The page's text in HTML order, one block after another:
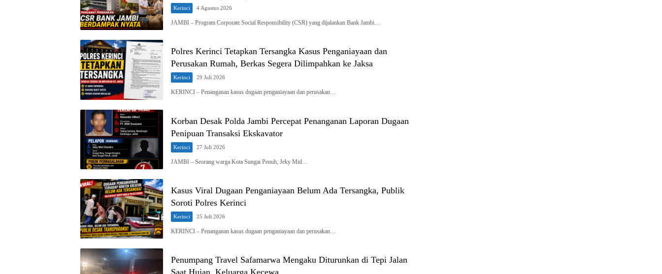
Kerinci 4 Agustus 2026
JAMBI – Program Corporate Social Responsibility (CSR) yang dijalankan Bank Jambi…
Polres Kerinci Tetapkan Tersangka Kasus Penganiayaan dan
Perusakan Rumah, Berkas Segera Dilimpahkan ke Jaksa
Kerinci 29 Juli 2026
KERINCI – Penanganan kasus dugaan penganiayaan dan perusakan…
Korban Desak Polda Jambi Percepat Penanganan Laporan Dugaan
Penipuan Transaksi Ekskavator
Kerinci 27 Juli 2026
JAMBI – Seorang warga Kota Sungai Penuh, Jeky Mid…
Kasus Viral Dugaan Penganiayaan Belum Ada Tersangka, Publik
Soroti Polres Kerinci
Kerinci 25 Juli 2026
KERINCI – Penanganan kasus dugaan penganiayaan dan perusakan…
Penumpang Travel Safamarwa Mengaku Diturunkan di Tepi Jalan